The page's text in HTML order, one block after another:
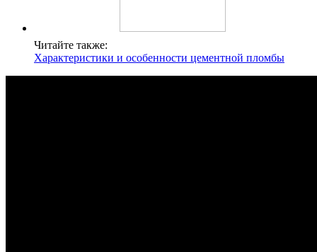
Читайте также:
Характеристики и особенности цементной пломбы